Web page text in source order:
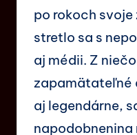
po rokoch
stretlo sa s
aj médii. Z
zapamätateľné
aj legendárne,
napodobnenina